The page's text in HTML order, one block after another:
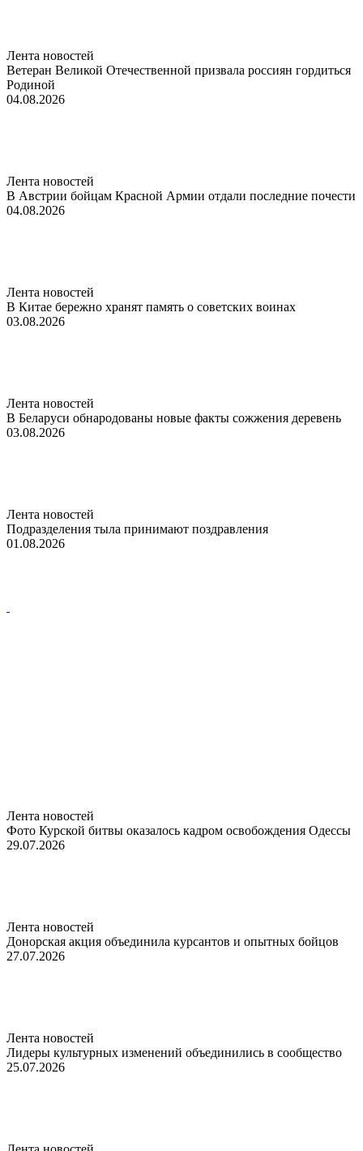
Лента новостей
Ветеран Великой Отечественной призвала россиян гордиться
Родиной
04.08.2026
Лента новостей
В Австрии бойцам Красной Армии отдали последние почести
04.08.2026
Лента новостей
В Китае бережно хранят память о советских воинах
03.08.2026
Лента новостей
В Беларуси обнародованы новые факты сожжения деревень
03.08.2026
Лента новостей
Подразделения тыла принимают поздравления
01.08.2026
Лента новостей
Фото Курской битвы оказалось кадром освобождения Одессы
29.07.2026
Лента новостей
Донорская акция объединила курсантов и опытных бойцов
27.07.2026
Лента новостей
Лидеры культурных изменений объединились в сообщество
25.07.2026